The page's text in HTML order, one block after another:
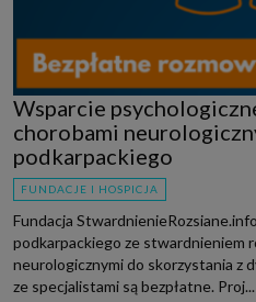
Wsparcie
chorobami
podkarpackiego
FUNDACJE I HOSPICJA
Fundacja
podkarpackiego ze stwardnieniem
neurologicznymi do skorzystania z
ze specjalistami są bezpłatne. Proj...